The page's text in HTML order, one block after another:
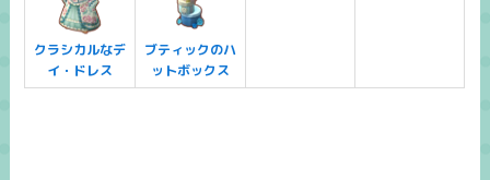
クラシカルなデ
イ・ドレス
ブティックのハ
ットボックス